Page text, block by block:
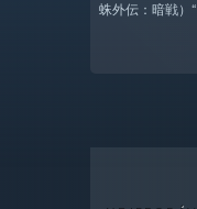
蛛外伝：暗戦）“